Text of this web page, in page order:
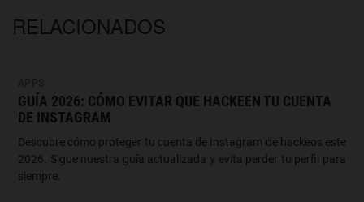
RELACIONADOS
GUÍA 2026: CÓMO EVITAR QUE HACKEEN TU CUENTA
DE INSTAGRAM
Descubre cómo proteger tu cuenta de Instagram de hackeos este
2026. Sigue nuestra guía actualizada y evita perder tu perfil para
siempre.